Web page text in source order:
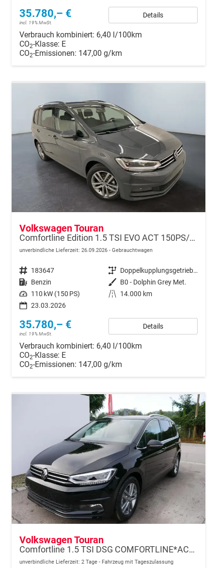
35.780,– €
incl. 19% MwSt.
Details
Verbrauch kombiniert: 6,40 l/100km
CO2-Klasse: E
CO2-Emissionen: 147,00 g/km
Volkswagen Touran
Comfortline Edition 1.5 TSI EVO ACT 150PS/110kW DSG7 2026 +AHK+TRAILER ASSIST+APP-Connect+RFK+17"ALU+SHZ
unverbindliche Lieferzeit: 26.09.2026 Gebrauchtwagen
Fahrzeugnr. 183647 Getriebe
Doppelkupplungsgetriebe (DSG)
Kraftstoff Benzin Außenfarbe B0 - Dolphin Grey Met.
Leistung 110 kW (150 PS) Kilometerstand
14.000 km
23.03.2026
35.780,– €
incl. 19% MwSt.
Details
Verbrauch kombiniert: 6,40 l/100km
CO2-Klasse: E
CO2-Emissionen: 147,00 g/km
Volkswagen Touran
Comfortline 1.5 TSI DSG COMFORTLINE*ACC*LED*PDC*KAMERA*NAVI*SHZ* 7-SITZER 17-ZOLL
unverbindliche Lieferzeit: 2 Tage Fahrzeug mit Tageszulassung